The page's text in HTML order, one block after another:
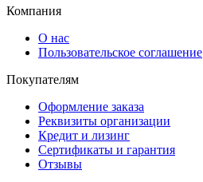
Компания
О нас
Пользовательское соглашение
Покупателям
Оформление заказа
Реквизиты организации
Кредит и лизинг
Сертификаты и гарантия
Отзывы